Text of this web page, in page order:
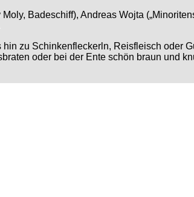
Badeschiff), Andreas Wojta
zu Schinkenfleckerln, Reisfleisch oder
oder bei der Ente schön braun und